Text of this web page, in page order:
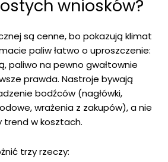
wniosków?
są cenne, bo pokazują klimat
paliw łatwo o uproszczenie:
paliwo na pewno gwałtownie
prawda. Nastroje bywają
bodźców (nagłówki,
wrażenia z zakupów), a nie
trend w kosztach.
trzy rzeczy: